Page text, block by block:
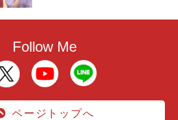
Follow Me
ページトップへ